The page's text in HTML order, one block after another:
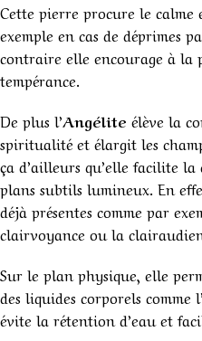
Cette pierre procure le
exemple en cas de déprimes
contraire elle encourage à la
tempérance.
De plus l’Angélite élève la
spiritualité et élargit les
ça d’ailleurs qu’elle facilite
plans subtils lumineux. En
déjà présentes comme par
clairvoyance ou la
Sur le plan physique, elle
des liquides corporels comme
évite la rétention d’eau et